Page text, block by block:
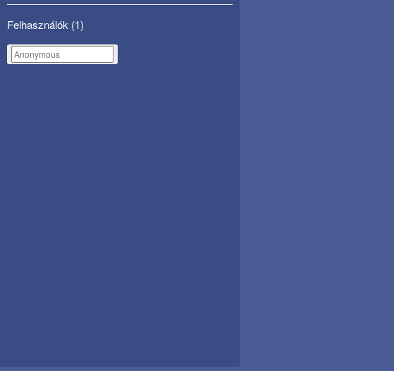
Felhasználók (1)